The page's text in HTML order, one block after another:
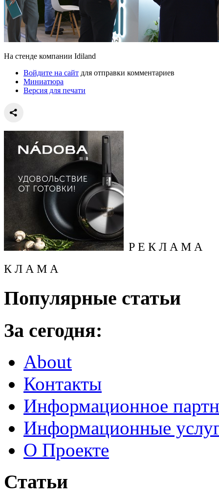
На стенде компании Idiland
Войдите на сайт для отправки комментариев
Миниатюра
Версия для печати
Р Е К Л А М А
К Л А М А
Популярные статьи
За сегодня:
About
Контакты
Информационное
Информационные
О Проекте
Статьи